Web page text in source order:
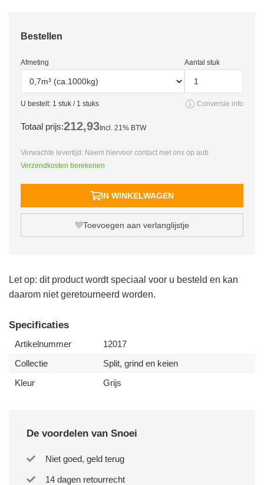
Bestellen
Afmeting Aantal stuk
U bestelt: 1 stuk / 1 stuks Conversie info
Totaal prijs:212,93 Incl. 21% BTW
Verwachte levertijd: Neem hiervoor contact met ons op aub
Verzendkosten berekenen
IN WINKELWAGEN
Toevoegen aan verlanglijstje
Let op: dit product wordt speciaal voor u besteld en kan
daarom niet geretourneerd worden.
Specificaties
Artikelnummer
12017
Collectie
Split, grind en keien
Kleur
Grijs
De voordelen van Snoei
Niet goed, geld terug
14 dagen retourrecht